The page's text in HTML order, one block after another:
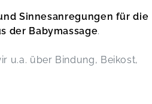
Sinnesanregungen für die
der Babymassage.
u.a. über Bindung, Beikost,